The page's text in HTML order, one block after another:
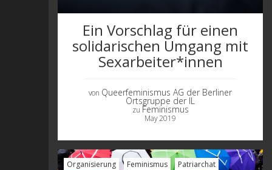
Ein Vorschlag für einen
solidarischen Umgang mit
Sexarbeiter*innen
von Queerfeminismus AG der Berliner
Ortsgruppe der IL
zu Feminismus
May 2019
Organisierung Feminismus Patriarchat